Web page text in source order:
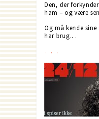
Den, der
ham – og være
Og må kende
har brug…